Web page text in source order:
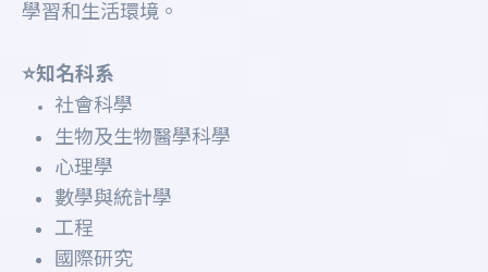
學習和生活環境。
⭐️知名科系
社會科學
生物及生物醫學科學
心理學
數學與統計學
工程
國際研究